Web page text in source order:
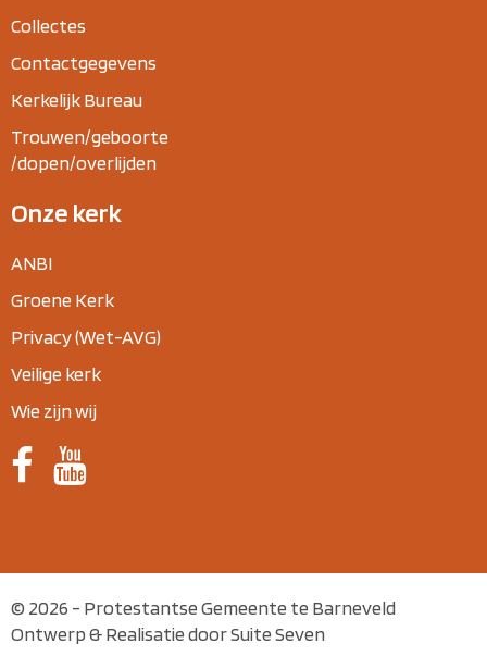
Collectes
Contactgegevens
Kerkelijk Bureau
Trouwen/geboorte
/dopen/overlijden
Onze kerk
ANBI
Groene Kerk
Privacy (Wet-AVG)
Veilige kerk
Wie zijn wij
© 2026 - Protestantse Gemeente te Barneveld
Ontwerp & Realisatie door Suite Seven